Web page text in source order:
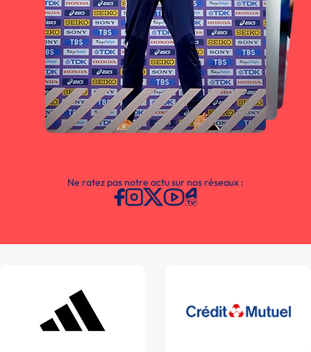
Ne ratez pas notre actu sur nos réseaux :